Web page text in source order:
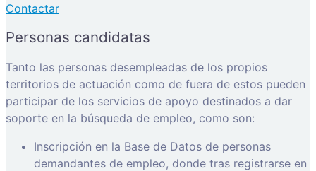
Contactar
Personas candidatas
Tanto las personas desempleadas de los propios
territorios de actuación como de fuera de estos pueden
participar de los servicios de apoyo destinados a dar
soporte en la búsqueda de empleo, como son:
Inscripción en la Base de Datos de personas
demandantes de empleo, donde tras registrarse en